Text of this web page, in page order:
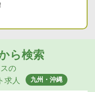
ら検索
の
求人
九州・沖縄